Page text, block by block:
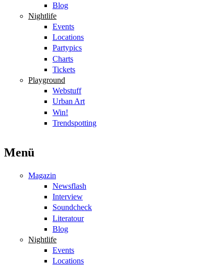
Blog
Nightlife
Events
Locations
Partypics
Charts
Tickets
Playground
Webstuff
Urban Art
Win!
Trendspotting
Menü
Magazin
Newsflash
Interview
Soundcheck
Literatour
Blog
Nightlife
Events
Locations